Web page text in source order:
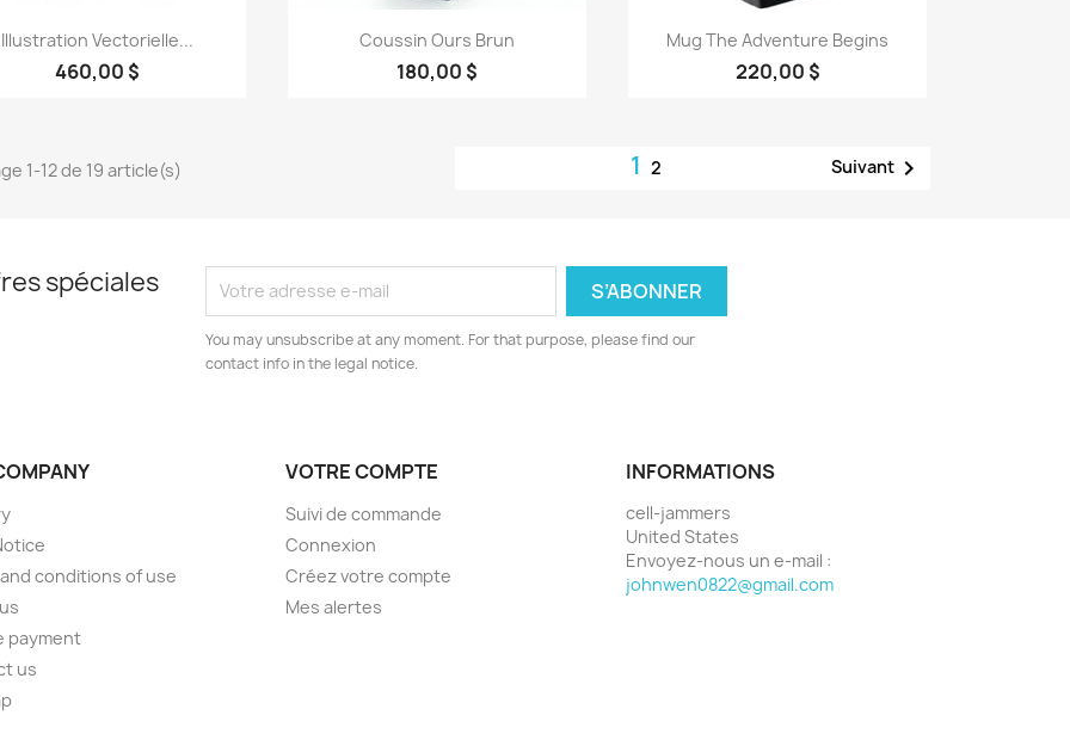
Aperçu rapide
Illustration Vectorielle...
460,00 $
Aperçu rapide
Coussin Ours Brun
180,00 $
Aperçu rapide
Mug The Adventure Begins
220,00 $
1-12 de 19 article(s) 1 2 Suivant
spéciales
You may unsubscribe at any moment. For that purpose, please find our
contact info in the legal notice.
conditions of use
payment
us
VOTRE COMPTE
Suivi de commande
Connexion
Créez votre compte
Mes alertes
INFORMATIONS
cell-jammers
United States
Envoyez-nous un e-mail :
johnwen0822@gmail.com